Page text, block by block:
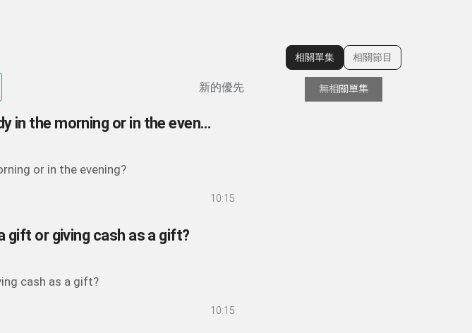
新的優先
120- Do you prefer to study in the morning or in the evening?
or in the evening?
10:15
gift or giving cash as a gift?
cash as a gift?
10:15
顯示相關單集
相關單集 相關節目
無相關單集